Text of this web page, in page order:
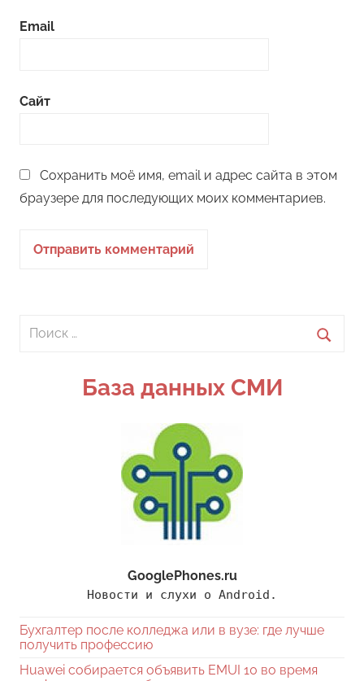
Email
Сайт
Сохранить моё имя, email и адрес сайта в этом
браузере для последующих моих комментариев.
Поиск
База данных СМИ
GooglePhones.ru
Новости и слухи о Android.
Бухгалтер после колледжа или в вузе: где лучше
получить профессию
Huawei собирается объявить EMUI 10 во время